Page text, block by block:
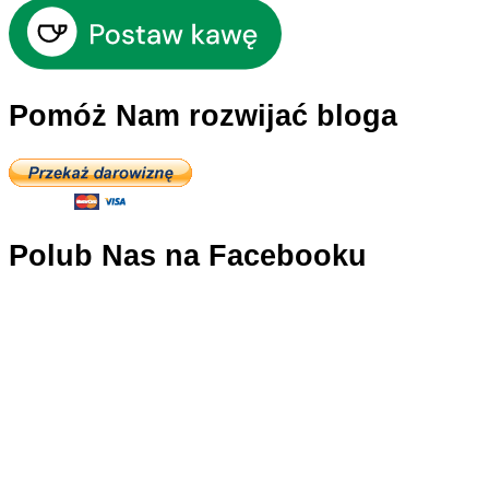
Pomóż Nam rozwijać bloga
Polub Nas na Facebooku